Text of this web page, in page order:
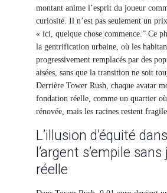
montant anime l’esprit du joueur
curiosité. Il n’est pas seulement un
« ici, quelque chose commence.” Ce
la gentrification urbaine, où les
progressivement remplacés par des
aisées, sans que la transition ne soit
Derrière Tower Rush, chaque avatar
fondation réelle, comme un quartier
rénovée, mais les racines restent
L’illusion d’équité
l’argent s’empile
réelle